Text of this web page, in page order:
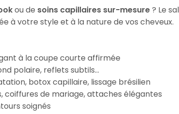
ou de soins capillaires sur-mesure? Le
à votre style et à la nature de vos cheveux.
à la coupe courte affirmée
polaire, reflets subtils…
botox capillaire, lissage brésilien
coiffures de mariage, attaches élégantes
soignés